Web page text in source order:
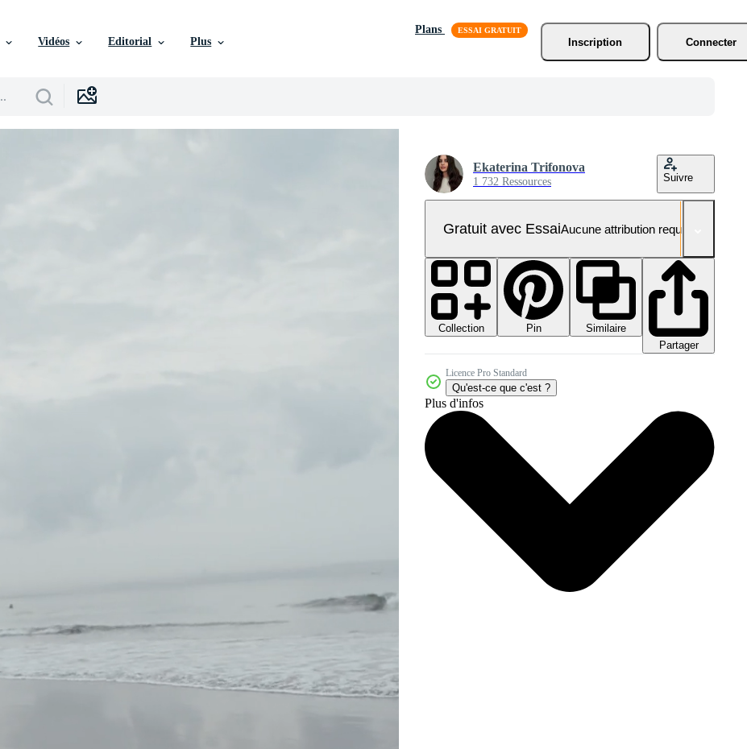
Vidéos Editorial Plus
Plans
Inscription
Connecter
Ekaterina Trifonova
1 732 Ressources Suivre
Gratuit avec EssaiAucune attribution requise
Collection Pin
Similaire
Partager
Licence Pro Standard
Qu'est-ce que c'est ?
Plus d'infos